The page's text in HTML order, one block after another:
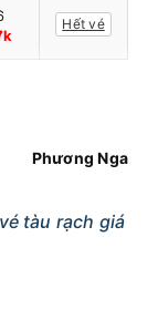
Hết vé
Phương Nga
vé tàu rạch giá